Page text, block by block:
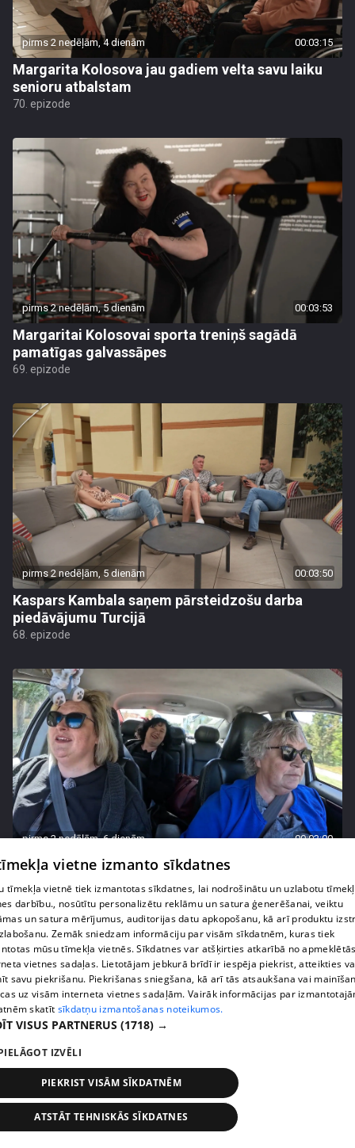
pirms 2 nedēļām, 4 dienām 00:03:15
Margarita Kolosova jau gadiem velta savu laiku
senioru atbalstam
70. epizode
pirms 2 nedēļām, 5 dienām 00:03:53
Margaritai Kolosovai sporta treniņš sagādā
pamatīgas galvassāpes
69. epizode
pirms 2 nedēļām, 5 dienām 00:03:50
Kaspars Kambala saņem pārsteidzošu darba
piedāvājumu Turcijā
68. epizode
pirms 2 nedēļām, 6 dienām 00:03:00
"Tevi sagaida pārsteigums!" Margarita Kolosova
satraukta par draudzeņu izdomu
71. epizode
pirms 2 nedēļām, 6 dienām
Kaspars Kambala liek atkal un atkal teikt Olgai,
vietne izmanto sīkdatnes
tīmekļa vietnē tiek izmantotas sīkdatnes, lai nodrošinātu un uzlabotu
darbību., nosūtītu personalizētu reklāmu un satura ģenerēšanai, veiktu
un satura mērījumus, auditorijas datu apkopošanu, kā arī produktu
Zemāk sniedzam informāciju par visām sīkdatnēm, kuras tiek
mūsu tīmekļa vietnēs. Sīkdatnes var atšķirties atkarībā no
vietnes sadaļas. Lietotājam jebkurā brīdī ir iespēja piekrist, atteikties
savu piekrišanu. Piekrišanas sniegšana, kā arī tās atsaukšana vai
uz visām interneta vietnes sadaļām. Vairāk informācijas par
skatīt sīkdatņu izmantošanas noteikumos.
VISUS PARTNERUS (1718) →
IZVĒLI
PIEKRIST VISĀM SĪKDATNĒM
ATSTĀT TEHNISKĀS SĪKDATNES